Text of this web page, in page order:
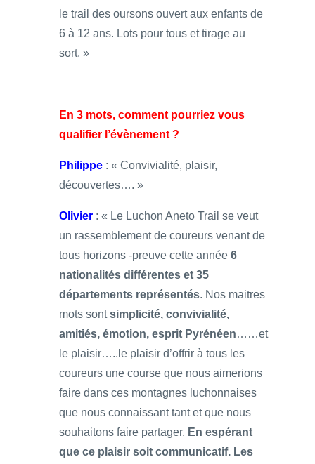
le trail des oursons ouvert aux enfants de
6 à 12 ans. Lots pour tous et tirage au
sort. »
En 3 mots, comment pourriez vous
qualifier l’évènement ?
Philippe : « Convivialité, plaisir,
découvertes…. »
Olivier : « Le Luchon Aneto Trail se veut
un rassemblement de coureurs venant de
tous horizons -preuve cette année 6
nationalités différentes et 35
départements représentés. Nos maitres
mots sontsimplicité, convivialité,
amitiés, émotion, esprit Pyrénéen……et
le plaisir…..le plaisir d’offrir à tous les
coureurs une course que nous aimerions
faire dans ces montagnes luchonnaises
que nous connaissant tant et que nous
souhaitons faire partager. En espérant
que ce plaisir soit communicatif. Les